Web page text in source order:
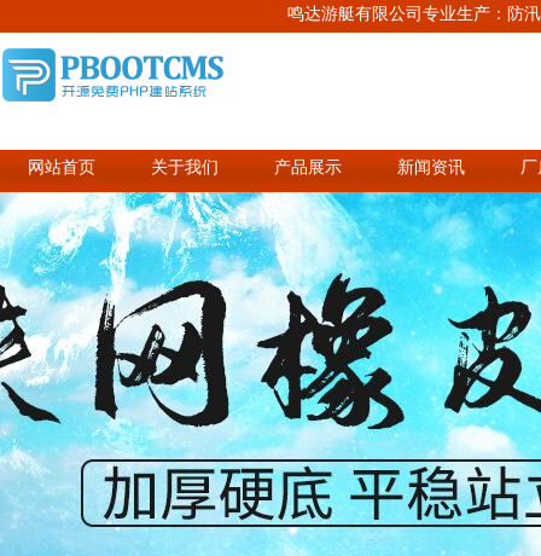
鸣达游艇有限公司专业生产：防
网站首页 关于我们 产品展示 新闻资讯